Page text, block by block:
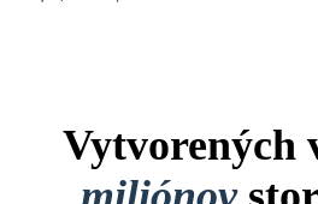
Vytvorených